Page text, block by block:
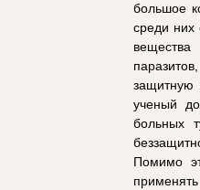
большое
среди них
защитную
ученый
больных
Помимо